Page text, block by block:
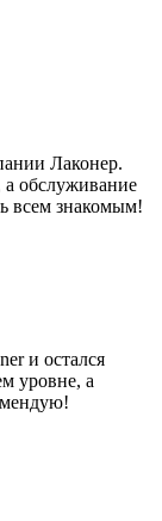
Лаконер.
а обслуживание
всем знакомым!
и остался
уровне, а